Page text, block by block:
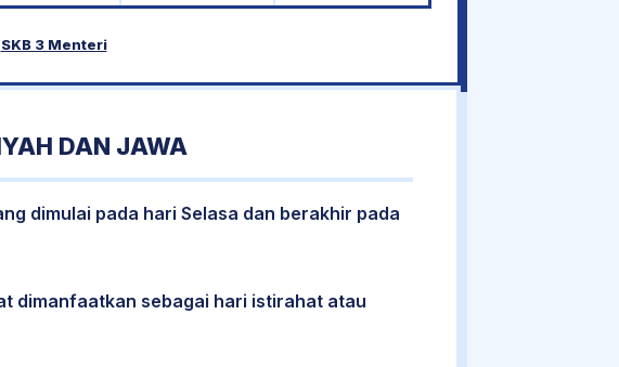
SKB 3 Menteri
DAN JAWA
dimulai pada hari Selasa dan berakhir pada
dimanfaatkan sebagai hari istirahat atau